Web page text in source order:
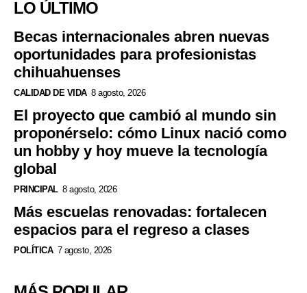
LO ÚLTIMO
Becas internacionales abren nuevas
oportunidades para profesionistas
chihuahuenses
CALIDAD DE VIDA 8 agosto, 2026
El proyecto que cambió al mundo sin
proponérselo: cómo Linux nació como
un hobby y hoy mueve la tecnología
global
PRINCIPAL 8 agosto, 2026
Más escuelas renovadas: fortalecen
espacios para el regreso a clases
POLÍTICA 7 agosto, 2026